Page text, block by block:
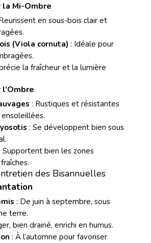
Mi-Ombre
en sous-bois clair et
(Viola cornuta) : Idéale pour
la fraîcheur et la lumière
: Rustiques et résistantes
: Se développent bien sous
Supportent bien les zones
des Bisannuelles
: De juin à septembre, sous
terre.
bien drainé, enrichi en humus.
: À l’automne pour favoriser